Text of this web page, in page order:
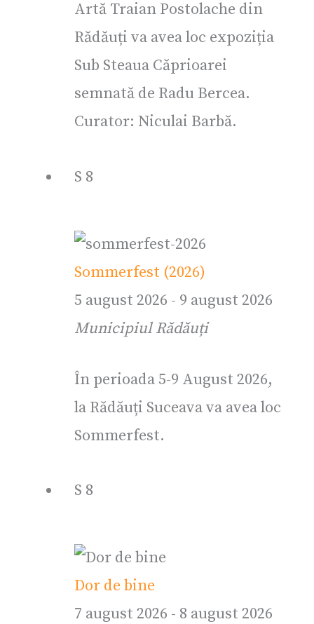
Artă Traian Postolache din
Rădăuți va avea loc expoziția
Sub Steaua Căprioarei
semnată de Radu Bercea.
Curator: Niculai Barbă.
S 8
Sommerfest (2026)
5 august 2026 - 9 august 2026
Municipiul Rădăuți
În perioada 5-9 August 2026,
la Rădăuți Suceava va avea loc
Sommerfest.
S 8
Dor de bine
7 august 2026 - 8 august 2026